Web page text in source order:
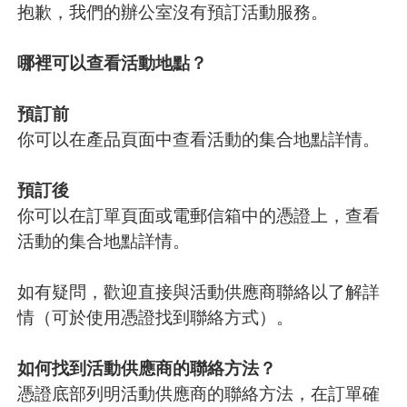
抱歉，我們的辦公室沒有預訂活動服務。
哪裡可以查看活動地點？
預訂前
你可以在產品頁面中查看活動的集合地點詳情。
預訂後
你可以在訂單頁面或電郵信箱中的憑證上，查看
活動的集合地點詳情。
如有疑問，歡迎直接與活動供應商聯絡以了解詳
情（可於使用憑證找到聯絡方式）。
如何找到活動供應商的聯絡方法？
憑證底部列明活動供應商的聯絡方法，在訂單確